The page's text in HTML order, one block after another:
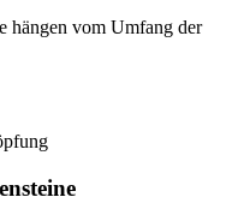
hängen vom Umfang der